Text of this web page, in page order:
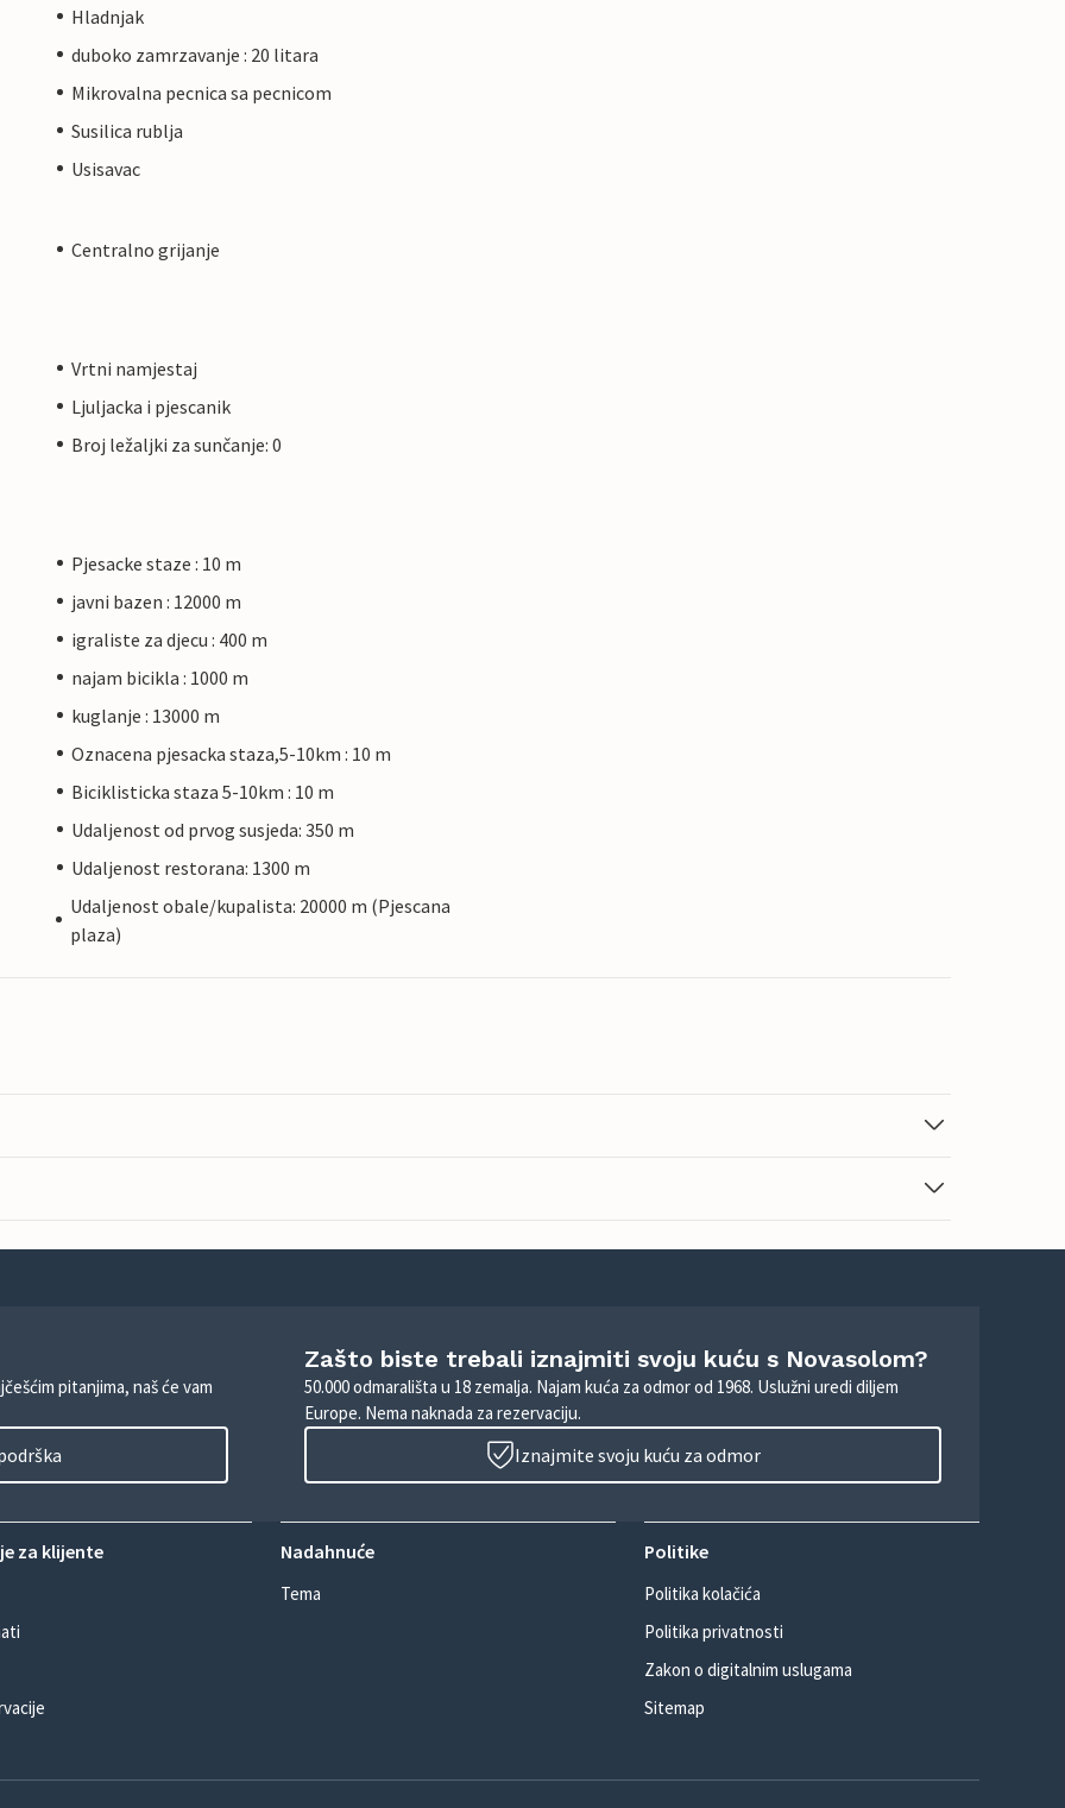
Hladnjak
duboko zamrzavanje : 20 litara
Mikrovalna pecnica sa pecnicom
Susilica rublja
Usisavac
Centralno grijanje
Vrtni namjestaj
Ljuljacka i pjescanik
Broj ležaljki za sunčanje: 0
Pjesacke staze : 10 m
javni bazen : 12000 m
igraliste za djecu : 400 m
najam bicikla : 1000 m
kuglanje : 13000 m
Oznacena pjesacka staza,5-10km : 10 m
Biciklisticka staza 5-10km : 10 m
Udaljenost od prvog susjeda: 350 m
Udaljenost restorana: 1300 m
Udaljenost obale/kupalista: 20000 m (Pjescana
plaza)
pitanjima, naš će vam
Zašto biste trebali iznajmiti svoju kuću s Novasolom?
50.000 odmarališta u 18 zemalja. Najam kuća za odmor od 1968. Uslužni uredi diljem
Europe. Nema naknada za rezervaciju.
Iznajmite svoju kuću za odmor
za klijente Nadahnuće
Tema
Politike
Politika kolačića
Politika privatnosti
Zakon o digitalnim uslugama
Sitemap